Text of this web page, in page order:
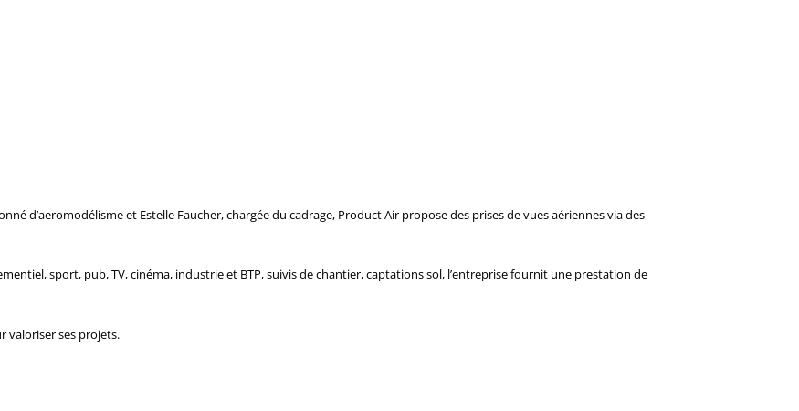
d’aeromodélisme et Estelle Faucher, chargée du cadrage, Product Air propose des prises de vues aériennes via des
sport, pub, TV, cinéma, industrie et BTP, suivis de chantier, captations sol, l’entreprise fournit une prestation de
valoriser ses projets.